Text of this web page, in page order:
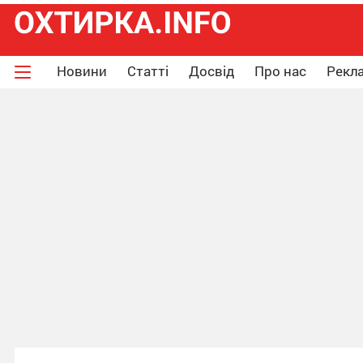
Новини Статті Досвід Про нас